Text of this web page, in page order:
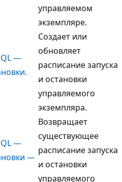
управляемом
экземпляре.
—
Создает или
обновляет
расписание запуска
и остановки
управляемого
экземпляра.
—
—
Возвращает
существующее
расписание запуска
и остановки
управляемого